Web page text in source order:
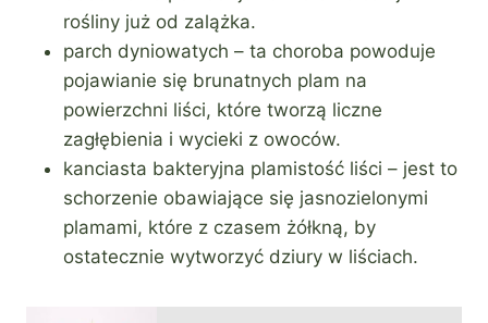
rośliny już od zalążka.
parch dyniowatych – ta choroba powoduje
pojawianie się brunatnych plam na
powierzchni liści, które tworzą liczne
zagłębienia i wycieki z owoców.
kanciasta bakteryjna plamistość liści – jest to
schorzenie obawiające się jasnozielonymi
plamami, które z czasem żółkną, by
ostatecznie wytworzyć dziury w liściach.